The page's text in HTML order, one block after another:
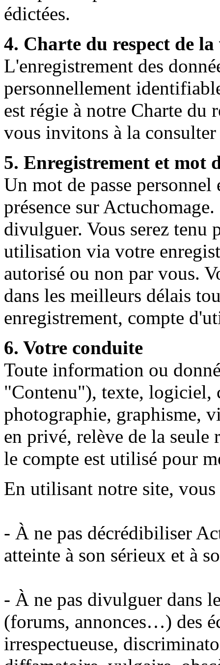
édictées.
4. Charte du respect de
L'enregistrement des
personnellement
est régie à notre Charte du
vous invitons à la
5. Enregistrement et mot
Un mot de passe
présence sur
divulguer. Vous serez tenu
utilisation via votre
autorisé ou non par vous.
dans les meilleurs délais
enregistrement, compte
6. Votre conduite
Toute information ou
"Contenu"), texte, logiciel,
photographie, graphisme,
en privé, relève de la seule
le compte est utilisé pour
En utilisant notre site, vous
- À ne pas décrédibiliser
atteinte à son sérieux et à
- À ne pas divulguer dans
(forums, annonces…) des
irrespectueuse,